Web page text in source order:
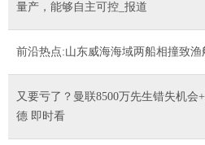
量产，能够自主可控_报道
前沿热点:山东威海海域两船相撞致渔
又要亏了？曼联8500万先生错失机
德 即时看